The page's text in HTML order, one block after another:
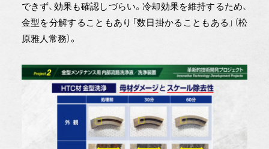
できず、効果も確認しづらい。冷却効果を維持するため、
金型を分解することもあり「数日掛かることもある」（松
原雅人常務）。